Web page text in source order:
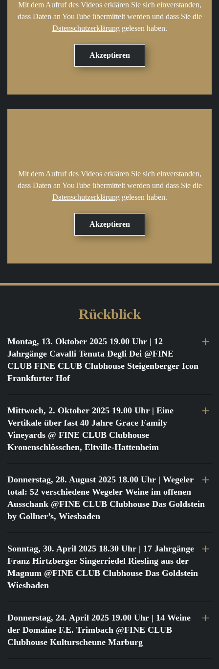
Mit dem Aufruf des Videos erklären Sie sich einverstanden,
dass Daten an YouTube übermittelt werden und dass Sie die
Datenschutzerklärung gelesen haben.
Mit dem Aufruf des Videos erklären Sie sich einverstanden,
dass Daten an YouTube übermittelt werden und dass Sie die
Datenschutzerklärung gelesen haben.
Rückblick
Montag, 13. Oktober 2025 19.00 Uhr | 12
Jahrgänge Cavalli Tenuta Degli Dei @FINE
CLUB FINE CLUB Clubhouse Steigenberger Icon
Frankfurter Hof
Mittwoch, 2. Oktober 2025 19.00 Uhr | Eine
Vertikale über fast 40 Jahre Grace Family
Vineyards @ FINE CLUB Clubhouse
Kronenschlösschen, Eltville-Hattenheim
Donnerstag, 28. August 2025 18.00 Uhr | Wegeler
total: 52 verschiedene Wegeler Weine im offenen
Ausschank @FINE CLUB Clubhouse Das Goldstein
by Gollner’s, Wiesbaden
Sonntag, 30. April 2025 18.30 Uhr | 17 Jahrgänge
Franz Hirtzberger Singerriedel Riesling aus der
Magnum @FINE CLUB Clubhouse Das Goldstein
Wiesbaden
Donnerstag, 24. April 2025 19.00 Uhr | 14 Weine
der Domaine F.E. Trimbach @FINE CLUB
Clubhouse Kulturscheune Marburg